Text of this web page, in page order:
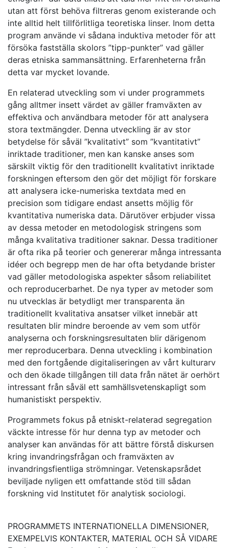
utan att först behöva filtreras genom existerande och
inte alltid helt tillförlitliga teoretiska linser. Inom detta
program använde vi sådana induktiva metoder för att
försöka fastställa skolors ”tipp-punkter” vad gäller
deras etniska sammansättning. Erfarenheterna från
detta var mycket lovande.
En relaterad utveckling som vi under programmets
gång alltmer insett värdet av gäller framväxten av
effektiva och användbara metoder för att analysera
stora textmängder. Denna utveckling är av stor
betydelse för såväl ”kvalitativt” som ”kvantitativt”
inriktade traditioner, men kan kanske anses som
särskilt viktig för den traditionellt kvalitativt inriktade
forskningen eftersom den gör det möjligt för forskare
att analysera icke-numeriska textdata med en
precision som tidigare endast ansetts möjlig för
kvantitativa numeriska data. Därutöver erbjuder vissa
av dessa metoder en metodologisk stringens som
många kvalitativa traditioner saknar. Dessa traditioner
är ofta rika på teorier och genererar många intressanta
idéer och begrepp men de har ofta betydande brister
vad gäller metodologiska aspekter såsom reliabilitet
och reproducerbarhet. De nya typer av metoder som
nu utvecklas är betydligt mer transparenta än
traditionellt kvalitativa ansatser vilket innebär att
resultaten blir mindre beroende av vem som utför
analyserna och forskningsresultaten blir därigenom
mer reproducerbara. Denna utveckling i kombination
med den fortgående digitaliseringen av vårt kulturarv
och den ökade tillgången till data från nätet är oerhört
intressant från såväl ett samhällsvetenskapligt som
humanistiskt perspektiv.
Programmets fokus på etniskt-relaterad segregation
väckte intresse för hur denna typ av metoder och
analyser kan användas för att bättre förstå diskursen
kring invandringsfrågan och framväxten av
invandringsfientliga strömningar. Vetenskapsrådet
beviljade nyligen ett omfattande stöd till sådan
forskning vid Institutet för analytisk sociologi.
PROGRAMMETS INTERNATIONELLA DIMENSIONER,
EXEMPELVIS KONTAKTER, MATERIAL OCH SÅ VIDARE